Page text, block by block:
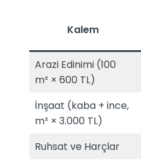
Kalem
Arazi Edinimi (100
m² × 600 TL)
İnşaat (kaba + ince,
m² × 3.000 TL)
Ruhsat ve Harçlar